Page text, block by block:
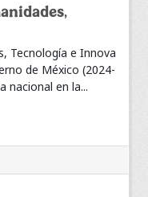
Tecnología e Innova
de México (2024-
nacional en la...